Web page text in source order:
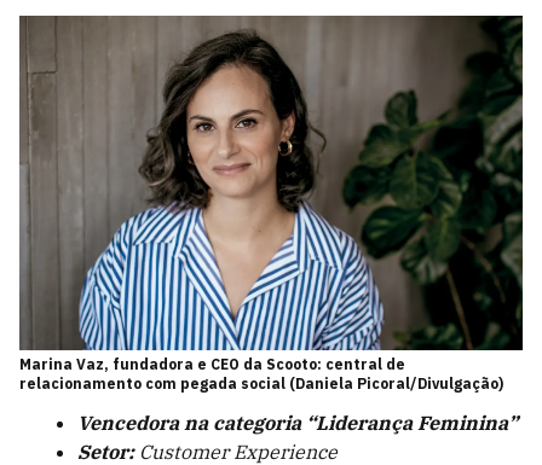
Marina Vaz, fundadora e CEO da Scooto: central de
relacionamento com pegada social (Daniela Picoral/Divulgação)
Vencedora na categoria “Liderança Feminina”
Setor:Customer Experience